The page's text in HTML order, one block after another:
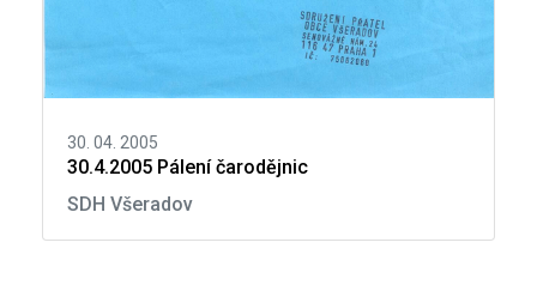
30. 04. 2005
30.4.2005 Pálení čarodějnic
SDH Všeradov